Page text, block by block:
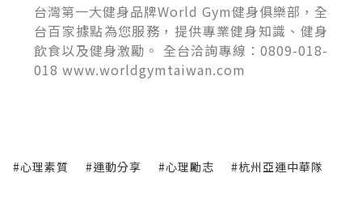
台灣第一大健身品牌World Gym健身俱樂部，全
台百家據點為您服務，提供專業健身知識、健身
飲食以及健身激勵。 全台洽詢專線：0809-018-
018 www.worldgymtaiwan.com
#心理素質 #運動分享 #心理勵志 #杭州亞運中華隊